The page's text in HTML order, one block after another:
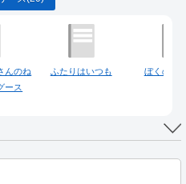
んのね
ース
ふたりはいつも ぼくのお